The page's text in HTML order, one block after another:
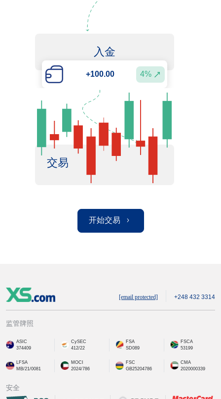
入金
+100.00 4%
交易
开始交易
[email protected] +248 432 3314
监管牌照
ASIC
374409
CySEC
412/22
FSA
SD089
FSCA
53199
LFSA
MB/21/0081
MOCI
2024/786
FSC
GB25204786
CMA
2020000339
安全